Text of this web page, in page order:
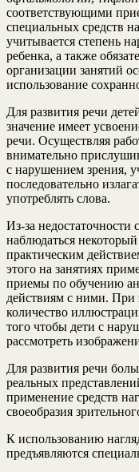
соответствующими
специальных средств
учитывается степень
ребенка, а также
организации занятий
использование
Для развития речи
значение имеет
речи. Осуществляя
внимательно
с нарушением зрения,
последовательно
употреблять слова.
Из-за
наблюдаться
практическим
этого на занятиях
приемы по обучению
действиям с ними. При
количество
того чтобы дети с
рассмотреть
Для развития речи
реальных
применение средств
своеобразия
К использованию
предъявляются